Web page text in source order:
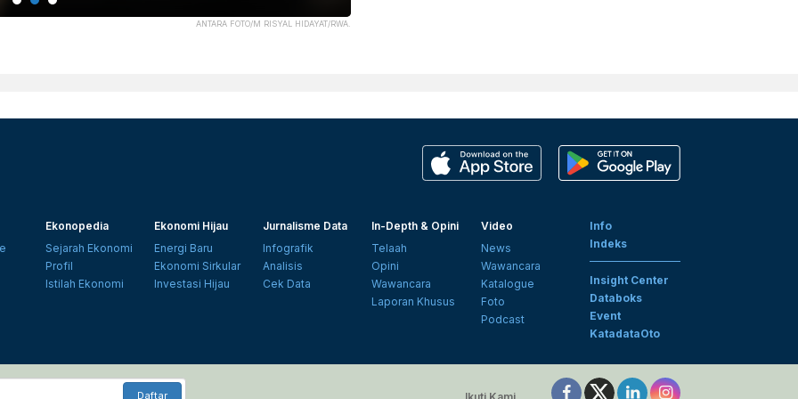
ANTARA FOTO/M RISYAL HIDAYAT/RWA.
Ekonopedia
Sejarah Ekonomi
Profil
Istilah Ekonomi
Ekonomi Hijau
Energi Baru
Ekonomi Sirkular
Investasi Hijau
Jurnalisme Data
Infografik
Analisis
Cek Data
In-Depth & Opini
Telaah
Opini
Wawancara
Laporan Khusus
Video
News
Wawancara
Katalogue
Foto
Podcast
Info
Indeks
Insight Center
Databoks
Event
KatadataOto
Daftar